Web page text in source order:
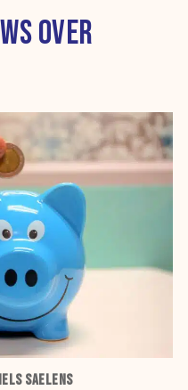
OVER
SAELENS